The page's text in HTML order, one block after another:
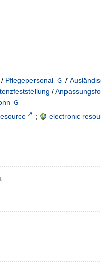
/ Pflegepersonal /
/
;
electronic